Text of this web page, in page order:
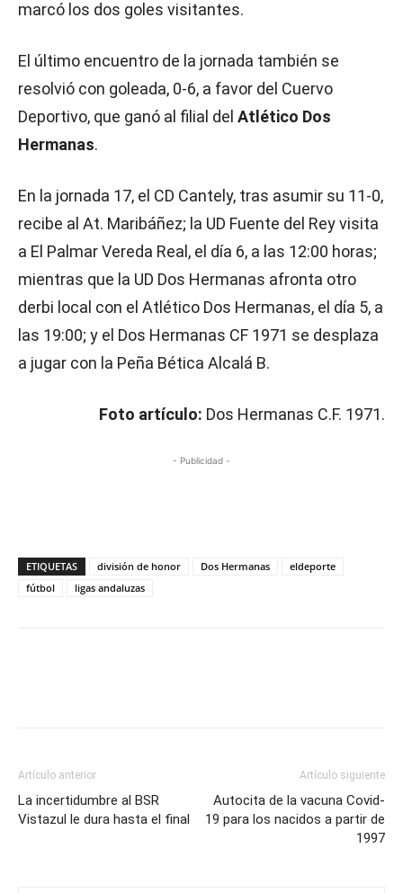
marcó los dos goles visitantes.
El último encuentro de la jornada también se
resolvió con goleada, 0-6, a favor del Cuervo
Deportivo, que ganó al filial del Atlético Dos
Hermanas.
En la jornada 17, el CD Cantely, tras asumir su 11-0,
recibe al At. Maribáñez; la UD Fuente del Rey visita
a El Palmar Vereda Real, el día 6, a las 12:00 horas;
mientras que la UD Dos Hermanas afronta otro
derbi local con el Atlético Dos Hermanas, el día 5, a
las 19:00; y el Dos Hermanas CF 1971 se desplaza
a jugar con la Peña Bética Alcalá B.
Foto artículo: Dos Hermanas C.F. 1971.
- Publicidad -
ETIQUETAS división de honor Dos Hermanas
eldeporte
fútbol
ligas andaluzas
Artículo anterior
La incertidumbre al BSR
Vistazul le dura hasta el final
Artículo siguiente
Autocita de la vacuna Covid-
19 para los nacidos a partir de
1997